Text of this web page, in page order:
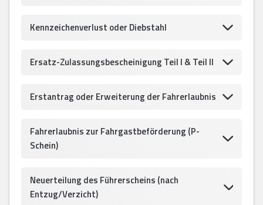
Kennzeichenverlust oder Diebstahl
Ersatz-Zulassungsbescheinigung Teil I & Teil II
Erstantrag oder Erweiterung der Fahrerlaubnis
Fahrerlaubnis zur Fahrgastbeförderung (P-
Schein)
Neuerteilung des Führerscheins (nach
Entzug/Verzicht)